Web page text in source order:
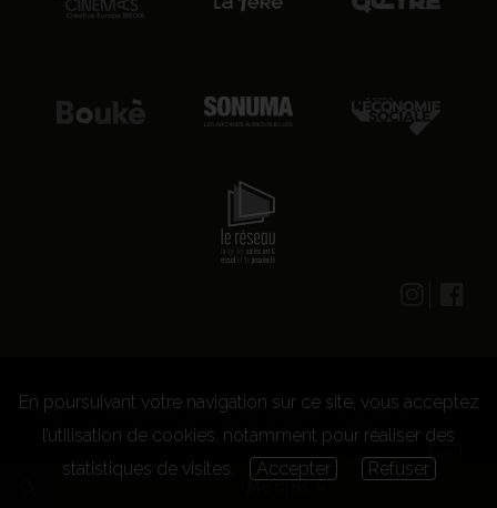
Medias
© 2026 CENTRE CULTUREL LES GRIGNOUX ASBL -
Kit presse
Conditions générales d'utilisation
concours
En poursuivant votre navigation sur ce site, vous acceptez
l’utilisation de cookies, notamment pour réaliser des
statistiques de visites.
Accepter Refuser